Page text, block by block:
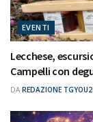
EVENTI
Lecchese,
Campelli con
DA REDAZIONE